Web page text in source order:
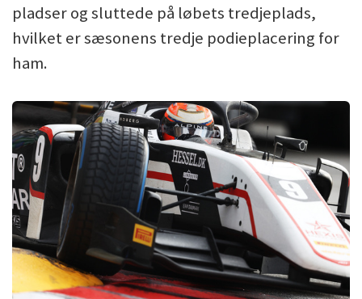
pladser og sluttede på løbets tredjeplads,
hvilket er sæsonens tredje podieplacering for
ham.